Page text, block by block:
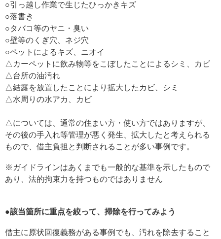
○引っ越し作業で生じたひっかきキズ
○落書き
○タバコ等のヤニ・臭い
○壁等のくぎ穴、ネジ穴
○ペットによるキズ、ニオイ
△カーペットに飲み物等をこぼしたことによるシミ、カビ
△台所の油汚れ
△結露を放置したことにより拡大したカビ、シミ
△水周りの水アカ、カビ
△については、通常の住まい方・使い方ではありますが、
その後の手入れ等管理が悪く発生、拡大したと考えられる
もので、借主負担と判断されることが多い事例です。
※ガイドラインはあくまでも一般的な基準を示したもので
あり、法的拘束力を持つものではありません
●該当箇所に重点を絞って、掃除を行ってみよう
借主に原状回復義務がある事例でも、汚れを除去すること